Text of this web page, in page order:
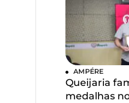
AMPÉRE
Queijaria
medalhas